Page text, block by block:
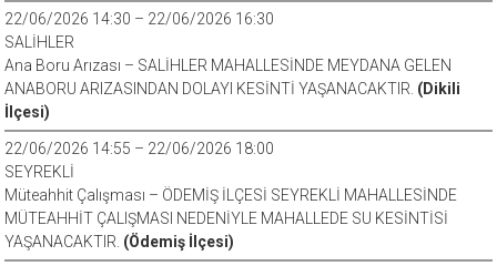
22/06/2026 14:30 – 22/06/2026 16:30
SALİHLER
Ana Boru Arızası – SALİHLER MAHALLESİNDE MEYDANA GELEN
ANABORU ARIZASINDAN DOLAYI KESİNTİ YAŞANACAKTIR. (Dikili
İlçesi)
22/06/2026 14:55 – 22/06/2026 18:00
SEYREKLİ
Müteahhit Çalışması – ÖDEMİŞ İLÇESİ SEYREKLİ MAHALLESİNDE
MÜTEAHHİT ÇALIŞMASI NEDENİYLE MAHALLEDE SU KESİNTİSİ
YAŞANACAKTIR. (Ödemiş İlçesi)